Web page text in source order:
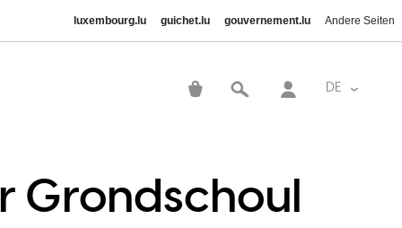
luxembourg.lu guichet.lu gouvernement.lu Andere Seiten
DE Weitere
Grondschoul